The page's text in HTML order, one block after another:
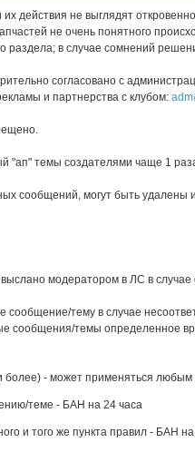
действия не выглядят
не очень понятного
в случае сомнений
согласовано с
и партнерства с клубом:
"ап" темы создателями чаще 1
сообщений, могут быть удалены
модератором в ЛС в
тему в случае
темы определенное
- может применяться любым
теме - БАН на 24 часа
и того же пункта правил - БАН